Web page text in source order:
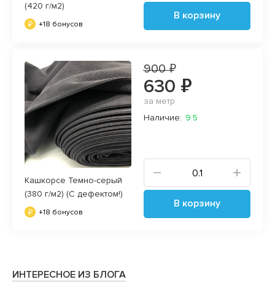
(420 г/м2)
+18 бонусов
В корзину
Кашкорсе Темно-серый
(380 г/м2) (С дефектом!)
+18 бонусов
900 ₽
630 ₽
за метр
Наличие: 9.5
В корзину
ИНТЕРЕСНОЕ ИЗ БЛОГА